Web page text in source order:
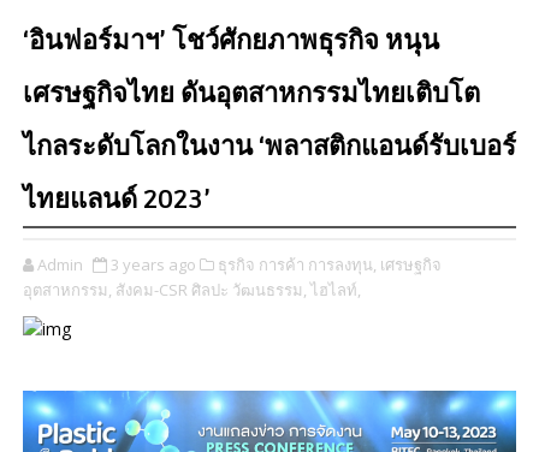
‘อินฟอร์มาฯ’ โชว์ศักยภาพธุรกิจ หนุน
เศรษฐกิจไทย ดันอุตสาหกรรมไทยเติบโต
ไกลระดับโลกในงาน ‘พลาสติกแอนด์รับเบอร์
ไทยแลนด์ 2023’
Admin 3 years ago ธุรกิจ การค้า การลงทุน, เศรษฐกิจ
อุตสาหกรรม, สังคม-CSR ศิลปะ วัฒนธรรม, ไฮไลท์,